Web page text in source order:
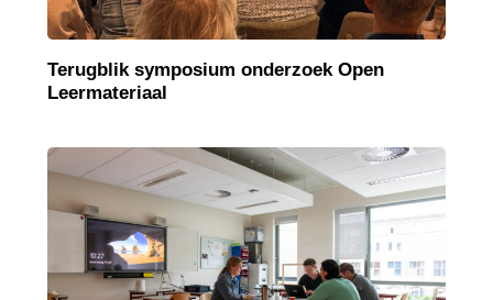
Terugblik symposium onderzoek Open
Leermateriaal